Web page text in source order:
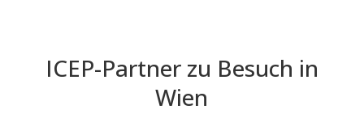
ICEP-Partner zu Besuch in
Wien